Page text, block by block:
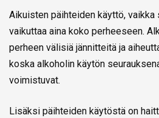
Aikuisten päihteiden käyttö,
vaikuttaa aina koko perheeseen.
perheen välisiä jännitteitä ja
koska alkoholin käytön
voimistuvat.
Lisäksi päihteiden käytöstä on